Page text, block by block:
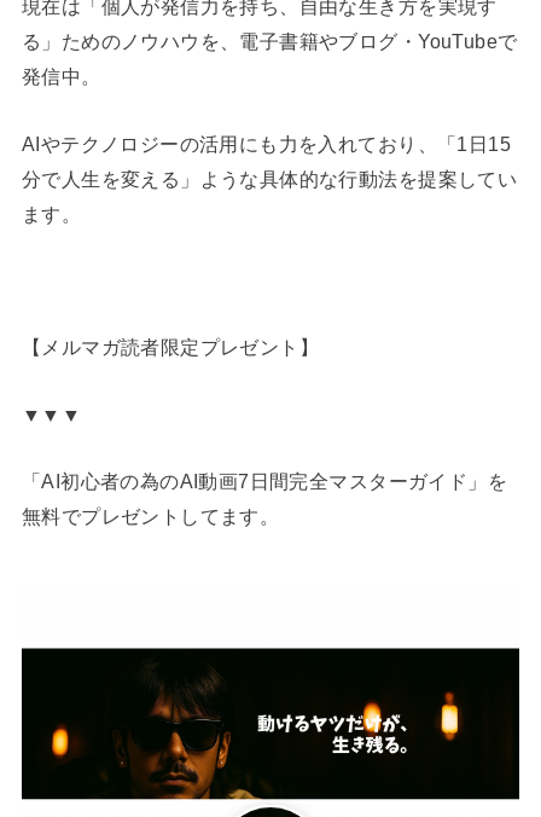
現在は「個人が発信力を持ち、自由な生き方を実現す
る」ためのノウハウを、電子書籍やブログ・YouTubeで
発信中。
AIやテクノロジーの活用にも力を入れており、「1日15
分で人生を変える」ような具体的な行動法を提案してい
ます。
【メルマガ読者限定プレゼント】
▼▼▼
「AI初心者の為のAI動画7日間完全マスターガイド」を
無料でプレゼントしてます。